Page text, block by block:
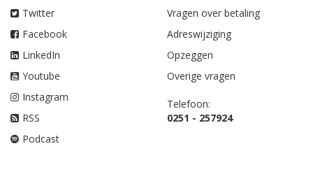
Twitter
Facebook
LinkedIn
Youtube
Instagram
RSS
Podcast
Vragen over betaling
Adreswijziging
Opzeggen
Overige vragen
Telefoon:
0251 - 257924